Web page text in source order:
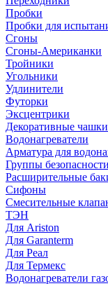
Пробки
Пробки для
Сгоны
Сгоны-Американки
Тройники
Угольники
Удлинители
Футорки
Эксцентрики
Декоративные
Водонагреватели
Арматура для
Группы безопасности
Расширительные
Сифоны
Смесительные
ТЭН
Для Ariston
Для Garanterm
Для Реал
Для Термекс
Водонагреватели